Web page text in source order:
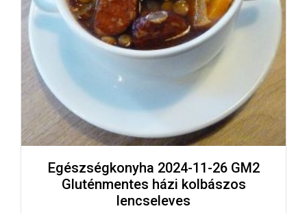
Egészségkonyha 2024-11-26 GM2
Gluténmentes házi kolbászos
lencseleves